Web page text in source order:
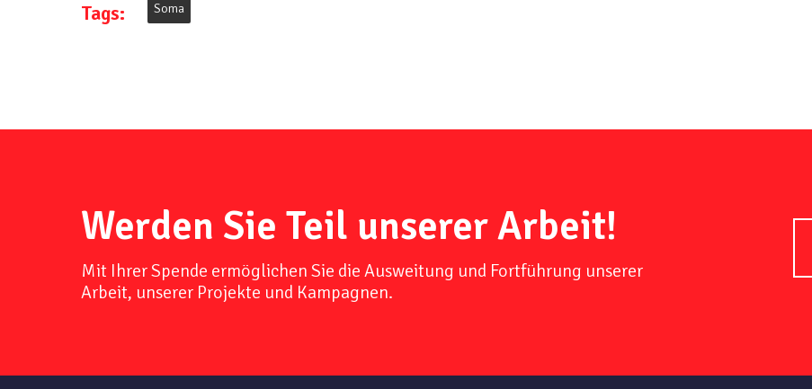
Tags: Soma
Werden Sie Teil unserer Arbeit!
Mit Ihrer Spende ermöglichen Sie die Ausweitung und Fortführung unserer
Arbeit, unserer Projekte und Kampagnen.